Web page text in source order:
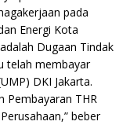
pada
Energi Kota
Dugaan Tindak
telah membayar
DKI Jakarta.
Pembayaran THR
beber